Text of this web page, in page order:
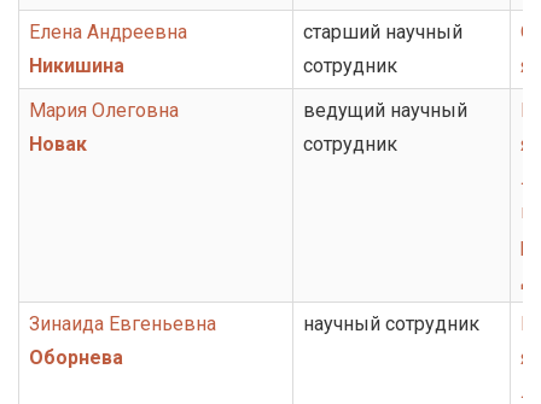
Елена Андреевна
Никишина
старший научный
сотрудник
Мария Олеговна
Новак
ведущий научный
сотрудник
Зинаида Евгеньевна
Оборнева
научный сотрудник